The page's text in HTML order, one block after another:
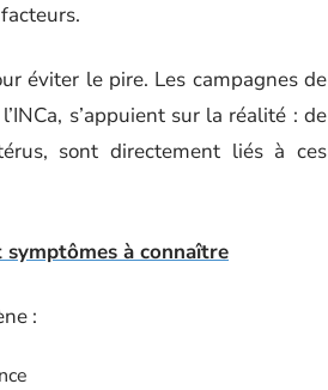
éviter le pire. Les campagnes de
s’appuient sur la réalité : de
sont directement liés à ces
symptômes à connaître
: